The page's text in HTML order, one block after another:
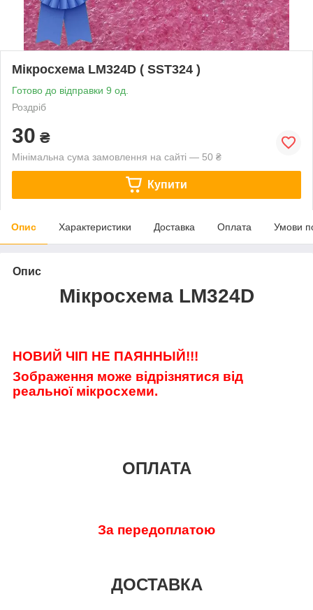
Мікросхема LM324D ( SST324 )
Готово до відправки 9 од.
Роздріб
30 ₴
Мінімальна сума замовлення на сайті — 50 ₴
Купити
Опис Характеристики Доставка Оплата Умови
Опис
Мікросхема LM324D
НОВИЙ ЧІП НЕ ПАЯННЫЙ!!!
Зображення може відрізнятися від
реальної мікросхеми.
ОПЛАТА
За передоплатою
ДОСТАВКА